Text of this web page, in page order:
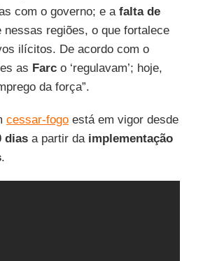
com o governo; e a falta de
regiões, o que fortalece
ilícitos. De acordo com o
as Farco ‘regulavam’; hoje,
da força”.
cessar-fogoestá em vigor desde
diasa partir da implementação
.